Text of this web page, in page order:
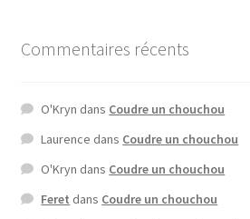
Commentaires récents
O'Kryn dans Coudre un chouchou
Laurence dans Coudre un chouchou
O'Kryn dans Coudre un chouchou
Feret dans Coudre un chouchou